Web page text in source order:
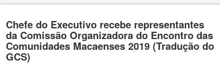
Chefe do Executivo recebe representantes
da Comissão Organizadora do Encontro das
Comunidades Macaenses 2019 (Tradução do
GCS)